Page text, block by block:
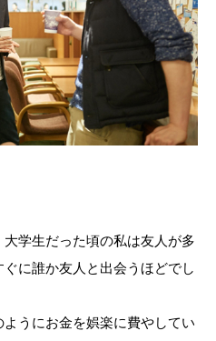
学生だった頃の私は友人が多
に誰か友人と出会うほどでし
うにお金を娯楽に費やしてい